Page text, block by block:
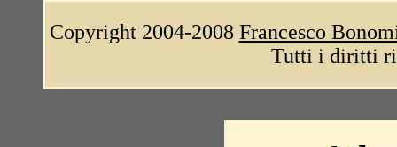
Copyright 2004-2008 Francesco
Tutti i diritti